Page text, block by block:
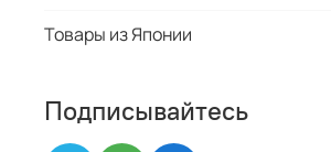
Товары из Японии
Подписывайтесь